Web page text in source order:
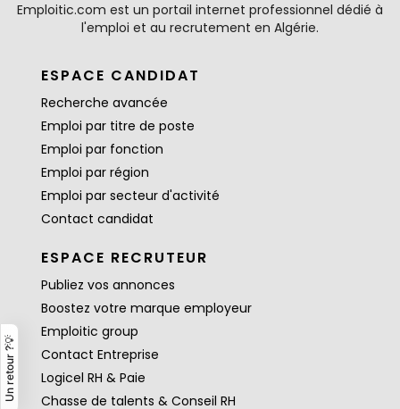
Emploitic.com est un portail internet professionnel dédié à
l'emploi et au recrutement en Algérie.
ESPACE CANDIDAT
Recherche avancée
Emploi par titre de poste
Emploi par fonction
Emploi par région
Emploi par secteur d'activité
Contact candidat
ESPACE RECRUTEUR
Publiez vos annonces
Boostez votre marque employeur
Emploitic group
Contact Entreprise
Logicel RH & Paie
Chasse de talents & Conseil RH
Un retour ?💡